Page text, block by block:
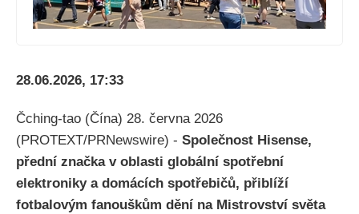
28.06.2026, 17:33
Čching-tao (Čína) 28. června 2026
(PROTEXT/PRNewswire) - Společnost Hisense,
přední značka v oblasti globální spotřební
elektroniky a domácích spotřebičů, přiblíží
fotbalovým fanouškům dění na Mistrovství světa